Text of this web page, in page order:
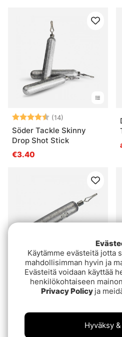
Arvio: (14)
4.6 5:sta
Söder Tackle Skinny
Drop Shot Stick
€3.40
Konger Drop Shot Stick
Weight (3pcs)
Käytämme evästeitä jotta
mahdollisimman hyvin ja
Evästeitä voidaan käyttää
henkilökohtaiseen
Privacy Policy ja
Hyväksy